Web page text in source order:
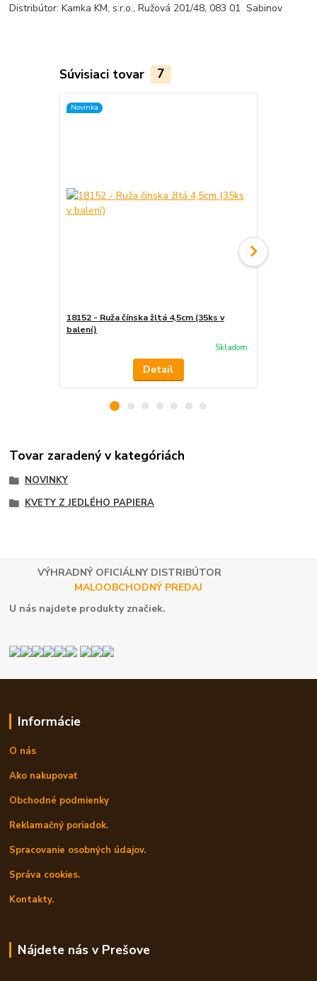
Distribútor: Kamka KM, s.r.o., Ružová 201/48, 083 01 Sabinov
Súvisiaci tovar 7
Novinka
18152 - Ruža čínska žltá 4,5cm (35ks v
balení)
Skladom
Detail
Tovar zaradený v kategóriách
NOVINKY
KVETY Z JEDLÉHO PAPIERA
VÝHRADNÝ OFICIÁLNY DISTRIBÚTOR
MALOOBCHODNÝ PREDAJ
U nás najdete produkty značiek.
Informácie
O nás
Ako nakupovať
Obchodné podmienky
Reklamačný poriadok.
Spracovanie osobných údajov.
Správa cookies.
Kontakty.
Nájdete nás v Prešove